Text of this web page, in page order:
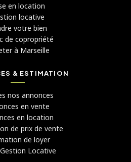
en location
locative
votre bien
de copropriété
à Marseille
& ESTIMATION
nos annonces
en vente
en location
de prix de vente
de loyer
Locative